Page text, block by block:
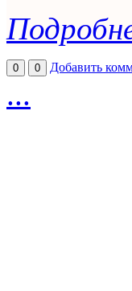
0 0 Добавить
...